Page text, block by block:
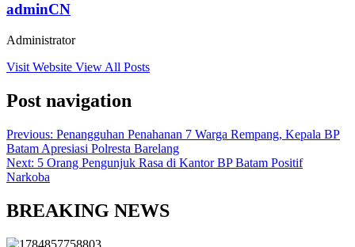
adminCN
Administrator
Visit Website View All Posts
Post navigation
Previous: Penangguhan Penahanan 7 Warga Rempang, Kepala BP
Batam Apresiasi Polresta Barelang
Next: 5 Orang Pengunjuk Rasa di Kantor BP Batam Positif
Narkoba
BREAKING NEWS